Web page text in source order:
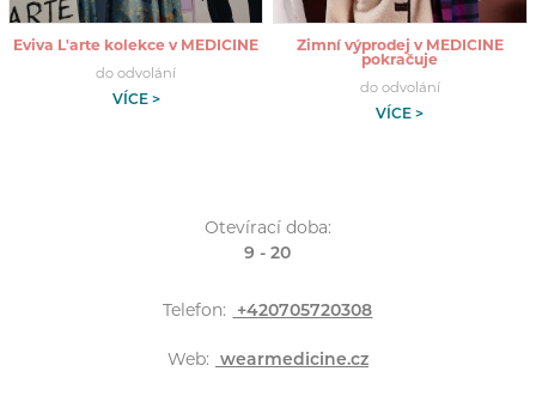
Eviva L'arte kolekce v MEDICINE
do odvolání
VÍCE >
Zimní výprodej v MEDICINE
pokračuje
do odvolání
VÍCE >
Otevírací doba:
9 - 20
Telefon: +420705720308
Web: wearmedicine.cz